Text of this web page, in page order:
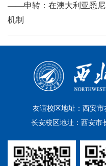
——申转：在澳大利亚悉尼
机制
友谊校区地址：西安
长安校区地址：西安市